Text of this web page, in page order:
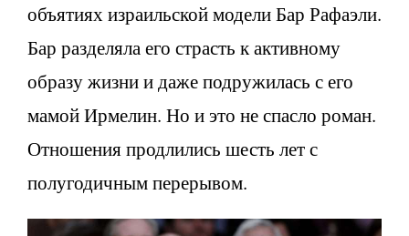
объятиях израильской модели Бар Рафаэли.
Бар разделяла его страсть к активному
образу жизни и даже подружилась с его
мамой Ирмелин. Но и это не спасло роман.
Отношения продлились шесть лет с
полугодичным перерывом.